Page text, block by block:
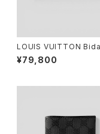
LOUIS VUITTON
padrille Monogram
Blue 37 1/2
¥79,800